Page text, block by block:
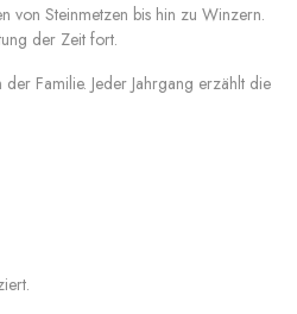
von Steinmetzen bis hin zu Winzern.
der Zeit fort.
Familie. Jeder Jahrgang erzählt die